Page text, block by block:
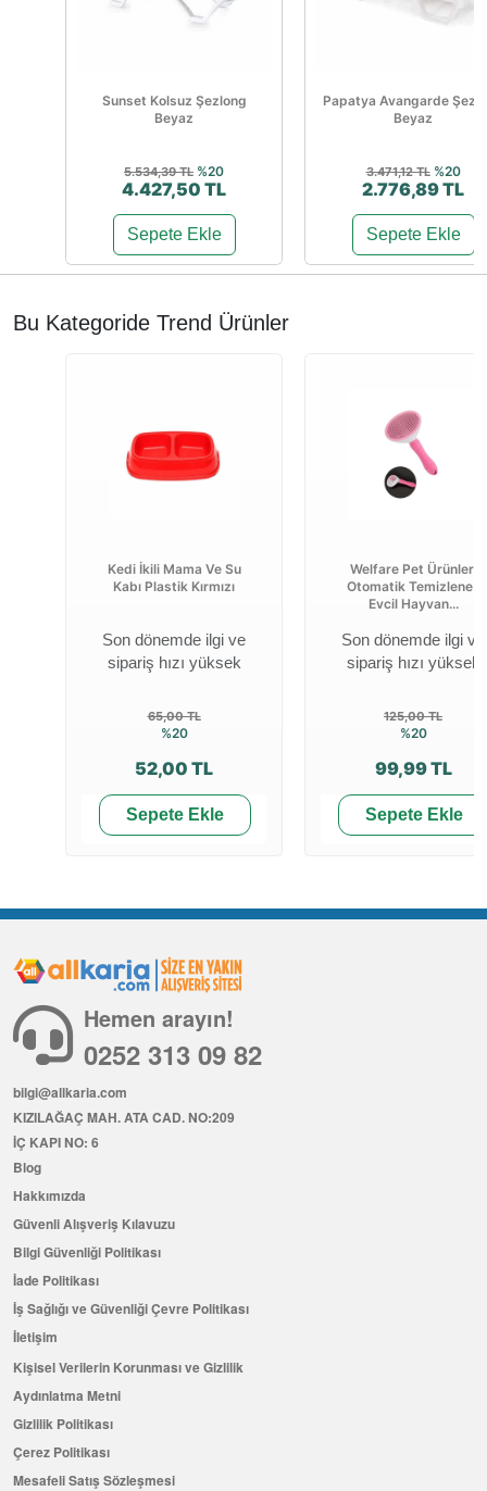
Sunset Kolsuz Şezlong
Beyaz
5.534,39 TL %20
4.427,50 TL
Sepete Ekle
Papatya Avangarde
Beyaz
3.471,12 TL %20
2.776,89 TL
Sepete Ekle
Bu Kategoride Trend Ürünler
Kedi İkili Mama Ve Su
Kabı Plastik Kırmızı
Son dönemde ilgi ve
sipariş hızı yüksek
65,00 TL
%20
52,00 TL
Sepete Ekle
Welfare Pet Ürünleri
Otomatik Temizlenen
Evcil Hayvan...
Son dönemde ilgi ve
sipariş hızı yüksek
125,00 TL
%20
99,99 TL
Sepete Ekle
Hemen arayın!
0252 313 09 82
bilgi@allkaria.com
KIZILAĞAÇ MAH. ATA CAD. NO:209
İÇ KAPI NO: 6
Blog
Hakkımızda
Güvenli Alışveriş Kılavuzu
Bilgi Güvenliği Politikası
İade Politikası
İş Sağlığı ve Güvenliği Çevre Politikası
İletişim
Kişisel Verilerin Korunması ve Gizlilik
Aydınlatma Metni
Gizlilik Politikası
Çerez Politikası
Mesafeli Satış Sözleşmesi